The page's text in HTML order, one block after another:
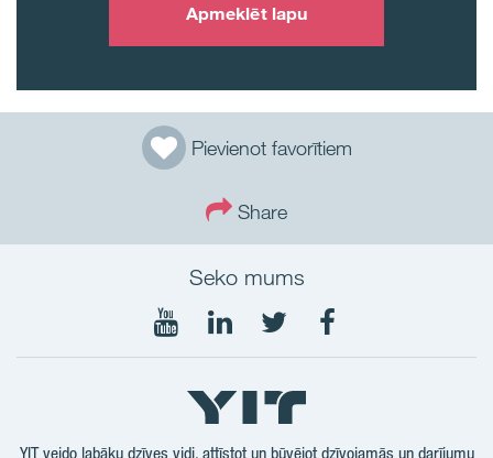
Pievienot favorītiem
Share
Apmeklēt lapu
Seko mums
Seko
mums
YouTube
Seko
mums
LinkedIn
Seko
mums
Twtitter
Seko
YIT veido labāku dzīves vidi, attīstot un būvējot dzīvojamās un darījumu